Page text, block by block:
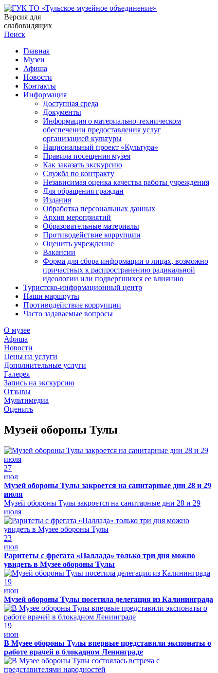
Версия для
слабовидящих
Поиск
Главная
Музеи
Афиша
Новости
Контакты
Информация
Доступная среда
Документы
Информация о материально-техническом
обеспечении предоставления услуг
организацией культуры
Национальный проект «Культура»
Правила посещения музея
Как заказать экскурсию
Служба по контракту
Независимая оценка качества работы учреждения
Для обращения граждан
Издания
Обработка персональных данных
Архив мероприятий
Образовательные материалы
Противодействие коррупции
Оценить учреждение
Вакансии
Форма для сбора информации о лицах, возможно
причастных к распространению радикальной
идеологии или подвергшихся ее влиянию
Туристско-информационный центр
Наши маршруты
Противодействие коррупции
Часто задаваемые вопросы
О музее
Афиша
Новости
Цены на услуги
Дополнительные услуги
Галерея
Запись на экскурсию
Отзывы
Мультимедиа
Оценить
Музей обороны Тулы
27
июл
Музей обороны Тулы закроется на санитарные дни 28 и 29
июля
Музей обороны Тулы закроется на санитарные дни 28 и 29
июля
23
июл
Раритеты с фрегата «Паллада» только три дня можно
увидеть в Музее обороны Тулы
19
июн
Музей обороны Тулы посетила делегация из Калининграда
19
июн
В Музее обороны Тулы впервые представили экспонаты о
работе врачей в блокадном Ленинграде